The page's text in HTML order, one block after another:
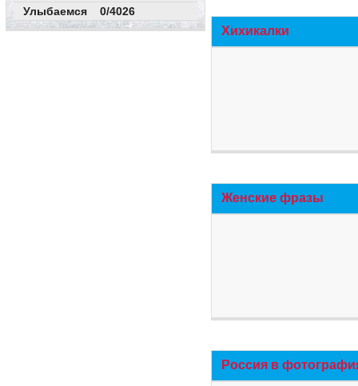
Улыбаемся 0/4026
Хихикалки
Женские фразы
Россия в